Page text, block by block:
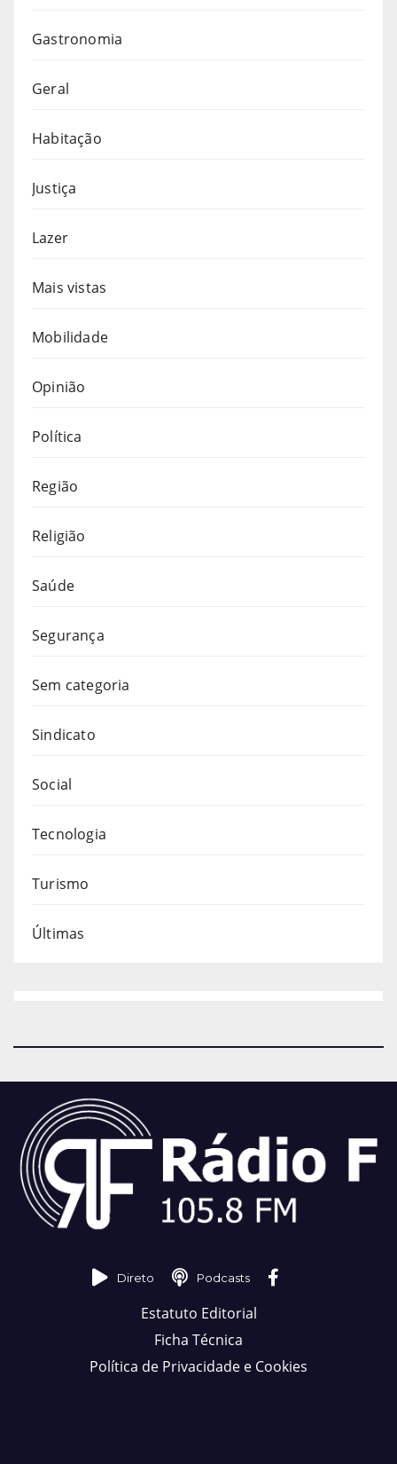
Gastronomia
Geral
Habitação
Justiça
Lazer
Mais vistas
Mobilidade
Opinião
Política
Região
Religião
Saúde
Segurança
Sem categoria
Sindicato
Social
Tecnologia
Turismo
Últimas
Direto Podcasts
Estatuto Editorial
Ficha Técnica
Política de Privacidade e Cookies